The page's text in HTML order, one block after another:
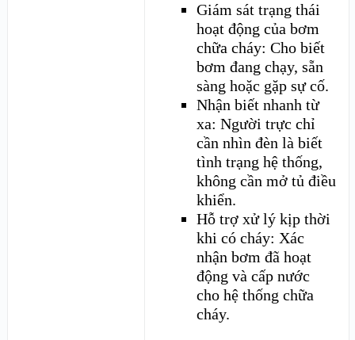
Giám sát trạng thái
hoạt động của bơm
chữa cháy: Cho biết
bơm đang chạy, sẵn
sàng hoặc gặp sự cố.
Nhận biết nhanh từ
xa: Người trực chỉ
cần nhìn đèn là biết
tình trạng hệ thống,
không cần mở tủ điều
khiển.
Hỗ trợ xử lý kịp thời
khi có cháy: Xác
nhận bơm đã hoạt
động và cấp nước
cho hệ thống chữa
cháy.